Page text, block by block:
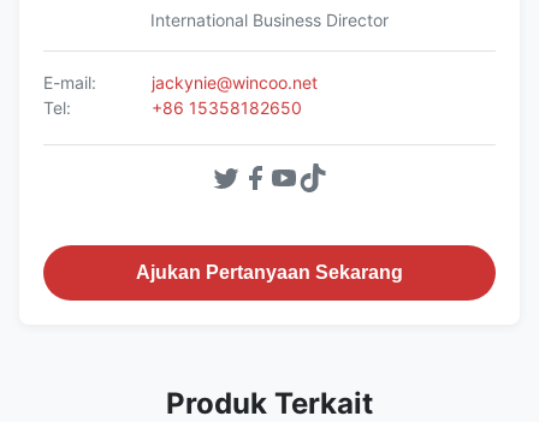
International Business Director
E-mail:
jackynie@wincoo.net
Tel:
+86 15358182650
Ajukan Pertanyaan Sekarang
Produk Terkait